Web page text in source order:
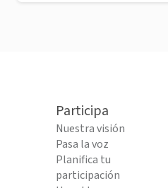
Participa
Nuestra visión
Pasa la voz
Planifica tu
participación